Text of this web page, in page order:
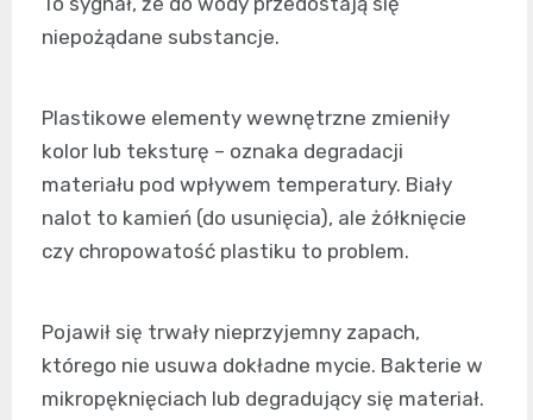
niepożądane substancje.
Plastikowe elementy wewnętrzne zmieniły
kolor lub teksturę – oznaka degradacji
materiału pod wpływem temperatury. Biały
nalot to kamień (do usunięcia), ale żółknięcie
czy chropowatość plastiku to problem.
Pojawił się trwały nieprzyjemny zapach,
którego nie usuwa dokładne mycie. Bakterie w
mikropęknięciach lub degradujący się materiał.